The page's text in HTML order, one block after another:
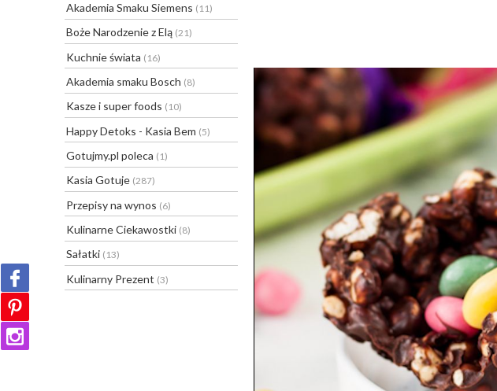
Akademia Smaku Siemens (11)
Boże Narodzenie z Elą (21)
Kuchnie świata (16)
Akademia smaku Bosch (8)
Kasze i super foods (10)
Happy Detoks - Kasia Bem (5)
Gotujmy.pl poleca (1)
Kasia Gotuje (287)
Przepisy na wynos (6)
Kulinarne Ciekawostki (8)
Sałatki (13)
Kulinarny Prezent (3)